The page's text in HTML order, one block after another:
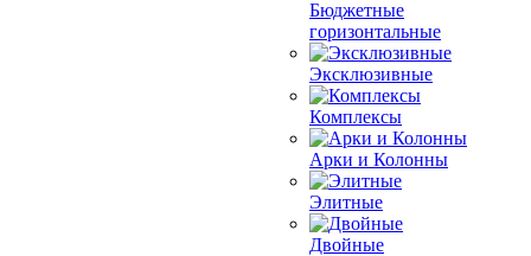
Бюджетные
горизонтальные
Эксклюзивные
Комплексы
Арки и Колонны
Элитные
Двойные